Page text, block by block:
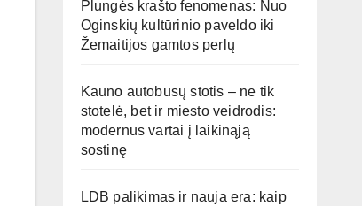
Plungės krašto fenomenas: Nuo
Oginskių kultūrinio paveldo iki
Žemaitijos gamtos perlų
Kauno autobusų stotis – ne tik
stotelė, bet ir miesto veidrodis:
modernūs vartai į laikinąją
sostinę
LDB palikimas ir nauja era: kaip